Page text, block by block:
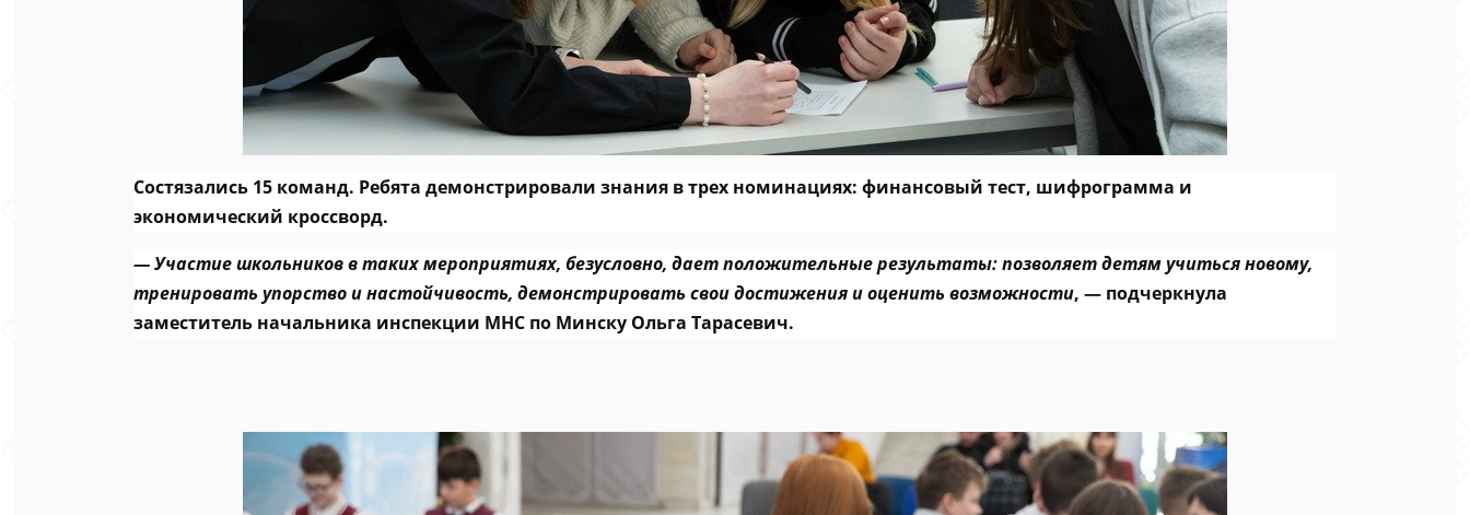
Состязались 15 команд. Ребята демонстрировали знания в трех номинациях: финансовый тест, шифрограмма и
экономический кроссворд.
—Участие школьников в таких мероприятиях, безусловно, дает положительные результаты: позволяет детям учиться новому,
тренировать упорство и настойчивость, демонстрировать свои достижения и оценить возможности, — подчеркнула
заместитель начальника инспекции МНС по Минску Ольга Тарасевич.